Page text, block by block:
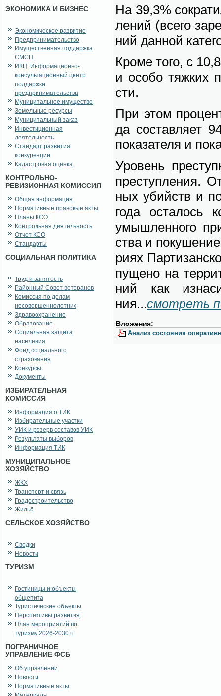
ЭКОНОМИКА И БИЗНЕС
Экономическое развитие
Предпринимательство
Имущественная поддержка
СМСП
ИКЦ. Информационно-
консультационный центр
поддержки
предпринимательства
Муниципальное имущество
Земельные ресурсы
Муниципальный заказ
Инвестиционная
деятельность
Стандарт развития
конкуренции
Кадастровая оценка
КОНТРОЛЬНО-
РЕВИЗИОННАЯ КОМИССИЯ
Общая информация
Нормативные правовые акты
Планы КСО
Контрольная деятельность
Отчет КСО
Стандарты
СОЦИАЛЬНАЯ ПОЛИТИКА
Труд и занятость
Районный Совет ветеранов
Комиссия по делам
несовершеннолетних
Здравоохранение
Образование
Социальная защита
населения
Фонд социального
страхования
Конкурсы
Документы
ИЗБИРАТЕЛЬНАЯ
КОМИССИЯ
Информация о ТИК
Избирательные участки
УИК и резерв составов УИК
Результаты выборов
Информация ТИК
МУНИЦИПАЛЬНОЕ
ХОЗЯЙСТВО
ЖКХ
Транспорт и связь
Градостроительство
Жильё
СЕЛЬСКОЕ ХОЗЯЙСТВО
Сводки
Новости
ТУРИЗМ
Гостиницы и объекты
общепита
Туристические объекты
Перспективы развития
План мероприятий по
туризму 2026-2030 гг.
ПОГРАНИЧНОЕ
УПРАВЛЕНИЕ ФСБ
Об управлении
Новости
Нормативные акты
На 39,3%
ле­ний (все­го
ний дан­ной
Кро­ме то­го, с
и осо­бо тяж­ких
сти.
При этом
да со­став­ля­ет
по­ка­за­те­ля и
Уро­вень
пре­ступ­ле­ния.
ных убийств и
го­да оста­лось
умыш­лен­но­го
ства и
ри­ях
пу­ще­но на
ний как
ния...смот­реть
Вло­же­ния:
Ана­лиз со­сто­я­ния